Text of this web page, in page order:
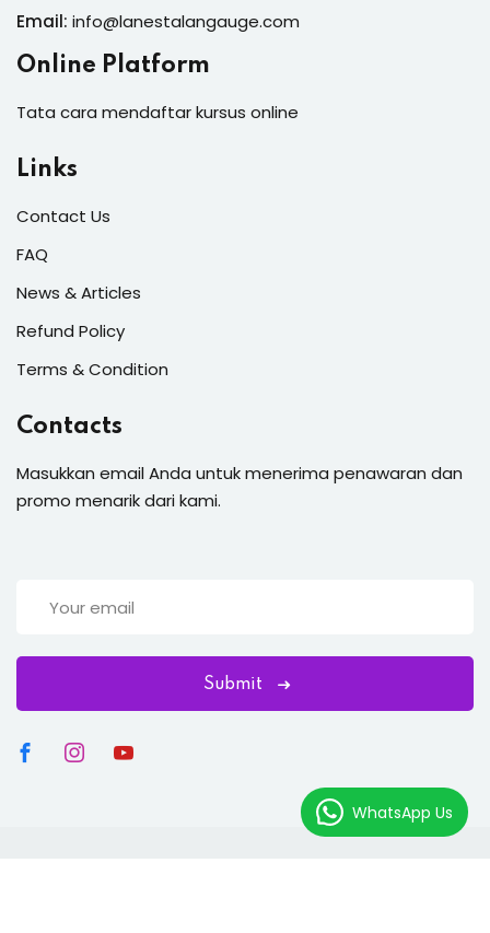
Email: info@lanestalangauge.com
Online Platform
Tata cara mendaftar kursus online
Links
Contact Us
FAQ
News & Articles
Refund Policy
Terms & Condition
Contacts
Masukkan email Anda untuk menerima penawaran dan
promo menarik dari kami.
Submit
WhatsApp Us